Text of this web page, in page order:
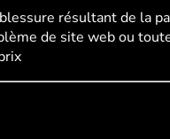
résultant de la
de site web ou